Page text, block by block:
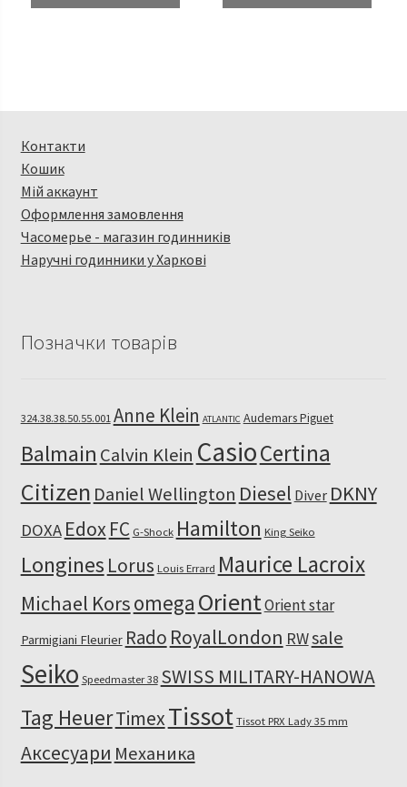
Контакти
Кошик
Мій аккаунт
Оформлення замовлення
Часомерье - магазин годинників
Наручні годинники у Харкові
Позначки товарів
324.38.38.50.55.001 Anne Klein ATLANTIC Audemars Piguet
Balmain Calvin Klein CasioCertina
Citizen Daniel Wellington Diesel Diver DKNY
DOXA EdoxFC G-Shock Hamilton King Seiko
Longines Lorus Louis Errard Maurice Lacroix
Michael Korsomega OrientOrient star
Parmigiani Fleurier Rado RoyalLondon RWsale
Seiko Speedmaster 38 SWISS MILITARY-HANOWA
Tag HeuerTimexTissot Tissot PRX Lady 35 mm
Аксесуари Механика